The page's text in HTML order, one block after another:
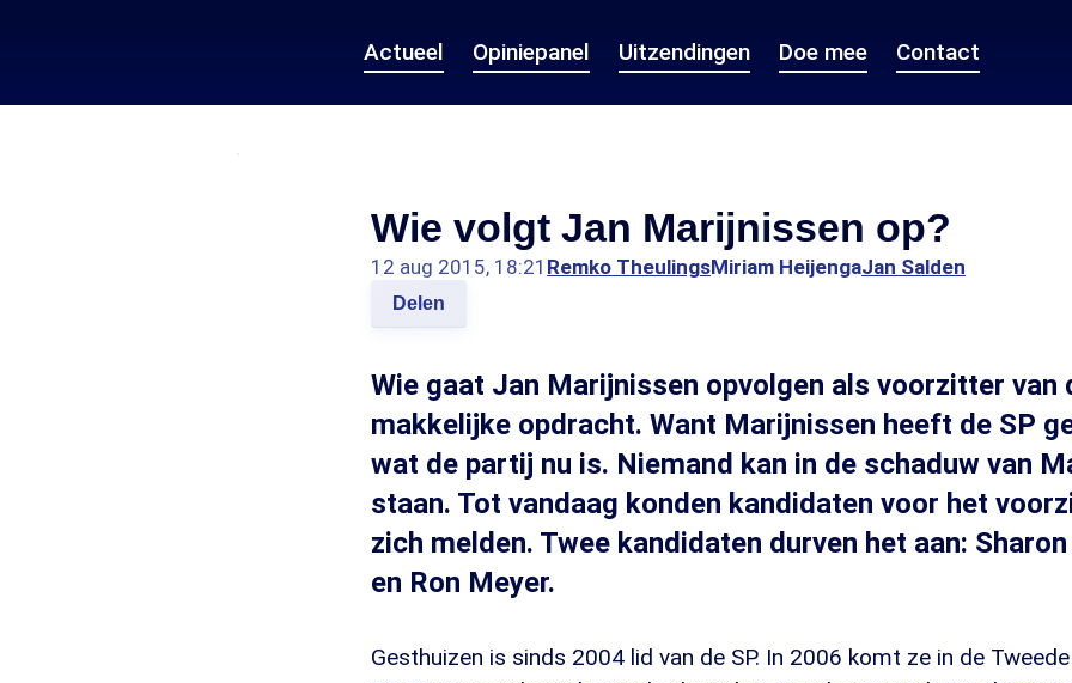
Actueel Opiniepanel Uitzendingen Doe mee Contact
Wie volgt Jan Marijnissen op?
12 aug 2015, 18:21 Remko TheulingsMiriam HeijengaJan Salden
Delen
Wie gaat Jan Marijnissen opvolgen als voorzitter van
makkelijke opdracht. Want Marijnissen heeft de SP
wat de partij nu is. Niemand kan in de schaduw van
staan. Tot vandaag konden kandidaten voor het
zich melden. Twee kandidaten durven het aan:
en Ron Meyer.
Gesthuizen is sinds 2004 lid van de SP. In 2006 komt ze in de